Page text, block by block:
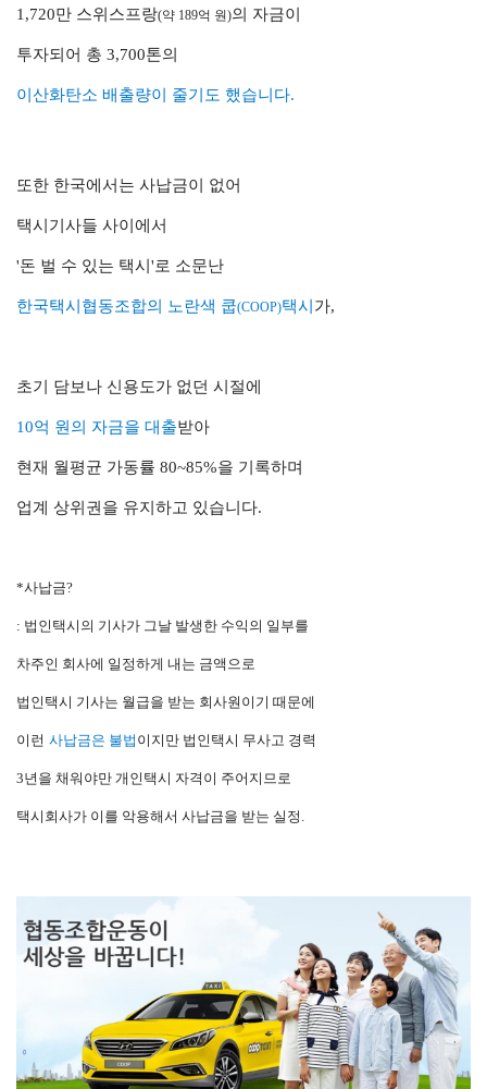
1,720만 스위스프랑(약 189억 원)의 자금이
투자되어 총 3,700톤의
이산화탄소 배출량이 줄기도 했습니다.
또한 한국에서는 사납금이 없어
택시기사들 사이에서
'돈 벌 수 있는 택시'로 소문난
한국택시협동조합의 노란색 쿱(COOP)택시 가,
초기 담보나 신용도가 없던 시절에
10억 원의 자금을 대출받아
현재 월평균 가동률 80~85%을 기록하며
업계 상위권을 유지하고 있습니다.
*사납금?
: 법인택시의 기사가 그날 발생한 수익의 일 부를
차주인 회사에 일정하게 내는 금액으로
법인택시 기사는 월급을 받는 회사원이기 때문에
이런 사납금은 불법 이지만 법인택시 무사고 경력
3년을 채워야만 개인택시 자격이 주어지므로
택시회사가 이를 악용해서 사납금을 받는 실정.